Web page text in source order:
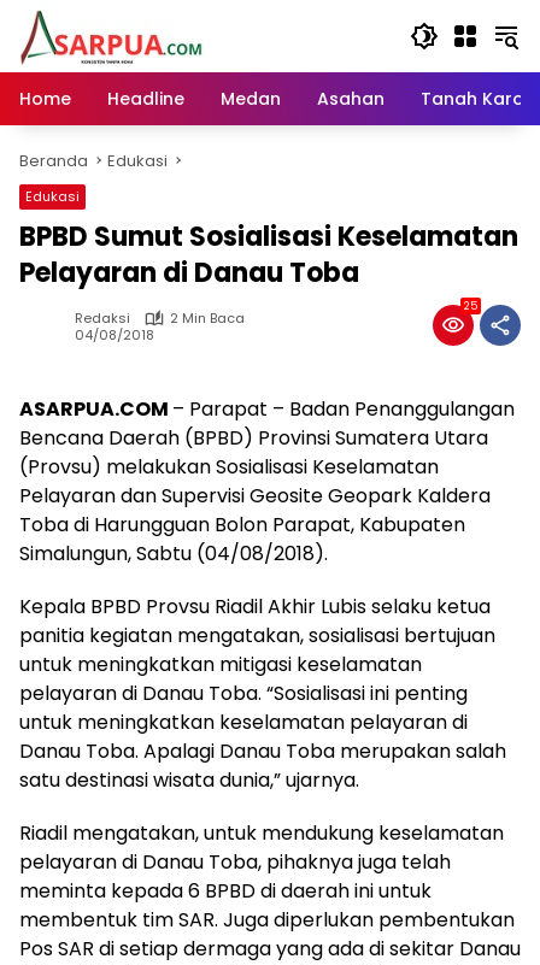
Langsung
konten
Home
Headline Medan Asahan Tanah Karo
Beranda Edukasi
Edukasi
BPBD Sumut Sosialisasi Keselamatan
Pelayaran di Danau Toba
Redaksi
2 Min Baca
04/08/2018
25
ASARPUA.COM – Parapat – Badan Penanggulangan
Bencana Daerah (BPBD) Provinsi Sumatera Utara
(Provsu) melakukan Sosialisasi Keselamatan
Pelayaran dan Supervisi Geosite Geopark Kaldera
Toba di Harungguan Bolon Parapat, Kabupaten
Simalungun, Sabtu (04/08/2018).
Kepala BPBD Provsu Riadil Akhir Lubis selaku ketua
panitia kegiatan mengatakan, sosialisasi bertujuan
untuk meningkatkan mitigasi keselamatan
pelayaran di Danau Toba. “Sosialisasi ini penting
untuk meningkatkan keselamatan pelayaran di
Danau Toba. Apalagi Danau Toba merupakan salah
satu destinasi wisata dunia,” ujarnya.
Riadil mengatakan, untuk mendukung keselamatan
pelayaran di Danau Toba, pihaknya juga telah
meminta kepada 6 BPBD di daerah ini untuk
membentuk tim SAR. Juga diperlukan pembentukan
Pos SAR di setiap dermaga yang ada di sekitar Danau